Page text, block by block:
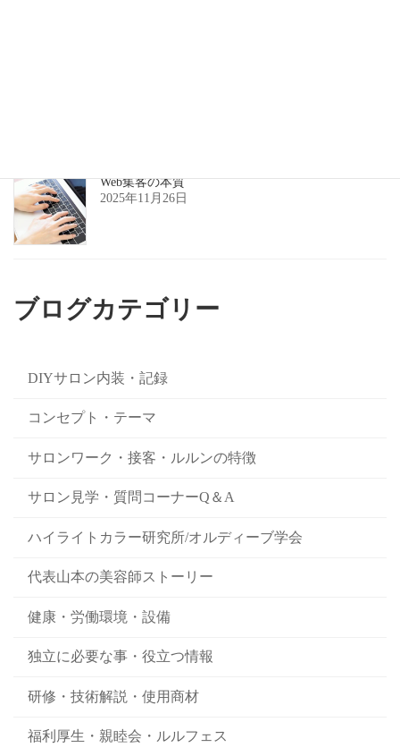
Web集客の本質
2025年11月26日
ブログカテゴリー
DIYサロン内装・記録
コンセプト・テーマ
サロンワーク・接客・ルルンの特徴
サロン見学・質問コーナーQ＆A
ハイライトカラー研究所/オルディーブ学会
代表山本の美容師ストーリー
健康・労働環境・設備
独立に必要な事・役立つ情報
研修・技術解説・使用商材
福利厚生・親睦会・ルルフェス